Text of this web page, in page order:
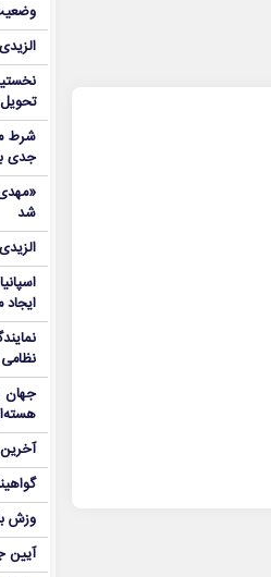
وضعیت
جدی
شد
نظامی
جهان
وزش
آیین